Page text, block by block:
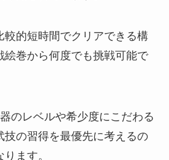
較的短時間でクリアできる構
絵巻から何度でも挑戦可能で
のレベルや希少度にこだわる
技の習得を最優先に考えるの
ます。